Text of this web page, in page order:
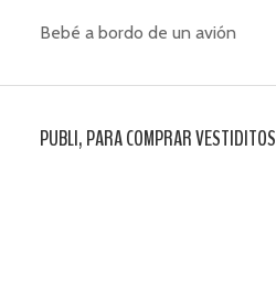
Bebé a bordo de un avión
PUBLI, PARA COMPRAR VESTIDITOS